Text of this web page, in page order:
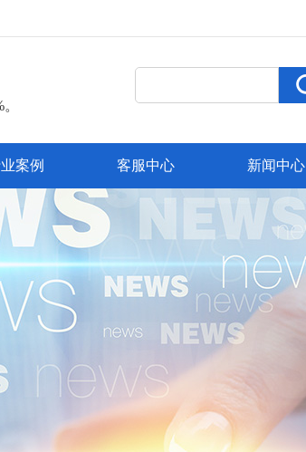
案例 客服中心 新闻中心